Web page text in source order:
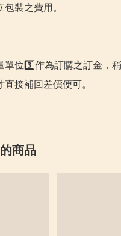
裝之費用。
單位3️⃣作為訂購之訂金，
接補回差價便可。
商品